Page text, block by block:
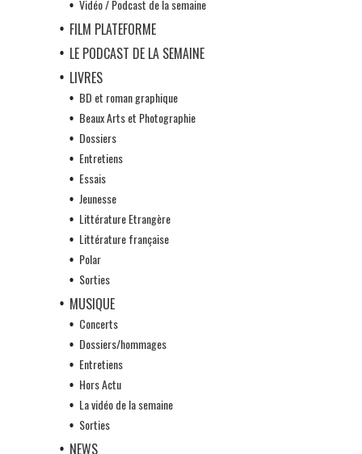
Vidéo / Podcast de la semaine
FILM PLATEFORME
LE PODCAST DE LA SEMAINE
LIVRES
BD et roman graphique
Beaux Arts et Photographie
Dossiers
Entretiens
Essais
Jeunesse
Littérature Etrangère
Littérature française
Polar
Sorties
MUSIQUE
Concerts
Dossiers/hommages
Entretiens
Hors Actu
La vidéo de la semaine
Sorties
NEWS